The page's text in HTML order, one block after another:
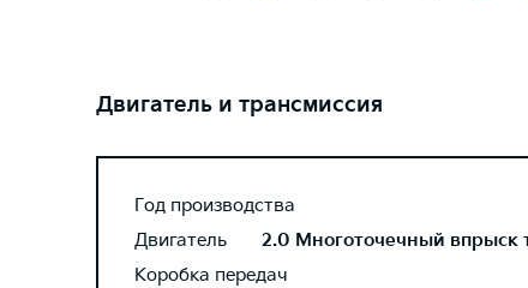
Двигатель и трансмиссия
Год производства
Двигатель
2.0 Многоточечный впрыск
Коробка передач